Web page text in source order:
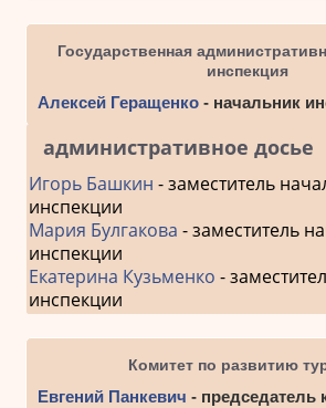
Государственная
инспекция
Алексей Геращенко- начальник
административное досье
Игорь Башкин - заместитель
инспекции
Мария Булгакова - заместитель
инспекции
Екатерина Кузьменко -
инспекции
Комитет по развитию
Евгений Панкевич - председатель